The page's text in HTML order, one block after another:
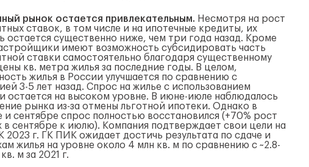
рынок остается привлекательным. Несмотря на рост
ставок, в том числе и на ипотечные кредиты, их
остается существенно ниже, чем три года назад. Кроме
имеют возможность субсидировать часть
ставки самостоятельно благодаря существенному
кв. метра жилья за последние годы. В целом,
жилья в России улучшается по сравнению с
3-5 лет назад. Спрос на жилье с использованием
остается на высоком уровне. В июне-июле наблюдалось
рынка из-за отмены льготной ипотеки. Однако в
и сентябре спрос полностью восстановился (+70% рост
в сентябре к июлю). Компания подтверждает свои цели на
2023 г. ГК ПИК ожидает достичь результата по сдаче и
жилья на уровне около 4 млн кв. м по сравнению с ~2.8-
м за 2021 г.